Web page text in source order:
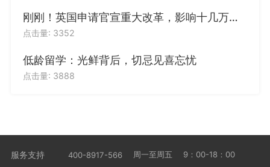
刚刚！英国申请官宣重大改革，影响十几万留学生
点击量: 3352
低龄留学：光鲜背后，切忌见喜忘忧
点击量: 3888
服务支持 400-8917-566 周一至周五 9：00-18：00